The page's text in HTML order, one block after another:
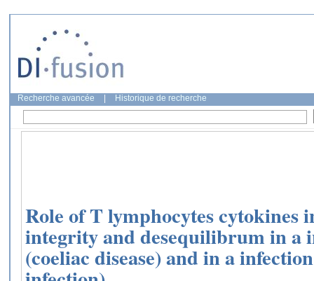
Recherche avancée Historique de recherche
Role of T lymphocytes cytokines
integrity and desequilibrum in a
(coeliac disease) and in a